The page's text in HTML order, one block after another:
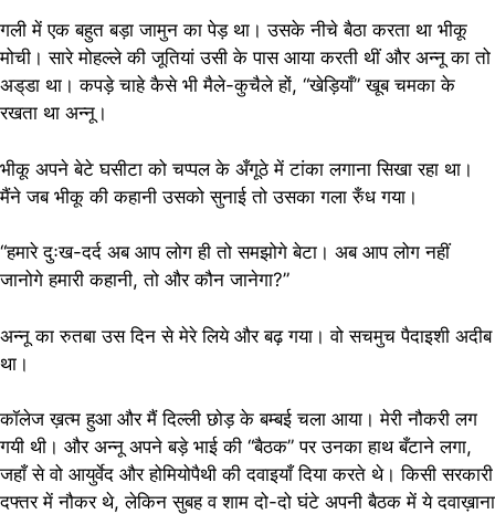
गली में एक बहुत बड़ा जामुन का पेड़ था। उसके नीचे बैठा करता था भीकू
मोची। सारे मोहल्ले की जूतियां उसी के पास आया करती थीं और अन्नू का तो
अड्‌डा था। कपड़े चाहे कैसे भी मैले-कुचैले हों, “खेड़ियाँ” खूब चमका के
रखता था अन्नू।
भीकू अपने बेटे घसीटा को चप्पल के अँगूठे में टांका लगाना सिखा रहा था।
मैंने जब भीकू की कहानी उसको सुनाई तो उसका गला रुँध गया।
“हमारे दुःख-दर्द अब आप लोग ही तो समझोगे बेटा। अब आप लोग नहीं
जानोगे हमारी कहानी, तो और कौन जानेगा?”
अन्नू का रुतबा उस दिन से मेरे लिये और बढ़ गया। वो सचमुच पैदाइशी अदीब
था।
कॉलेज ख़त्म हुआ और मैं दिल्ली छोड़ के बम्बई चला आया। मेरी नौकरी लग
गयी थी। और अन्नू अपने बड़े भाई की “बैठक” पर उनका हाथ बँटाने लगा,
जहाँ से वो आयुर्वेद और होमियोपैथी की दवाइयाँ दिया करते थे। किसी सरकारी
दफ्तर में नौकर थे, लेकिन सुबह व शाम दो-दो घंटे अपनी बैठक में ये दवाख़ाना